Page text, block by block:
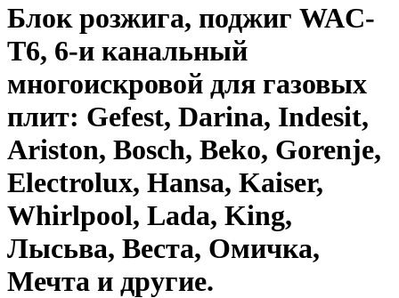
Блок розжига, поджиг WAC-
T6, 6-и канальный
многоискровой для газовых
плит: Gefest, Darina, Indesit,
Ariston, Bosch, Beko, Gorenje,
Electrolux, Hansa, Kaiser,
Whirlpool, Lada, King,
Лысьва, Веста, Омичка,
Мечта и другие.